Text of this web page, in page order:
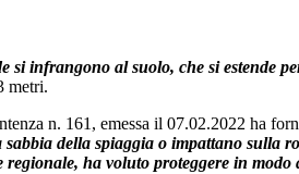
si infrangono al suolo, che si estende
metri.
n. 161, emessa il 07.02.2022 ha
della spiaggia o impattano
ha voluto proteggere in modo